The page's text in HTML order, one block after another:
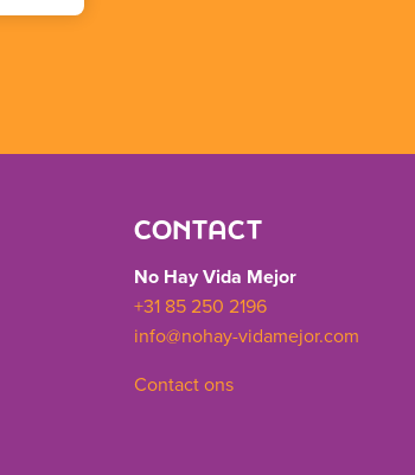
CONTACT
No Hay Vida Mejor
+31 85 250 2196
info@nohay-vidamejor.com
Contact ons